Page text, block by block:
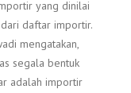
yang dinilai
daftar importir.
mengatakan,
segala bentuk
adalah importir